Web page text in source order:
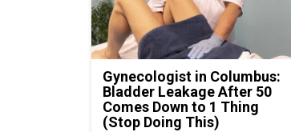
Gynecologist in Columbus:
Bladder Leakage After 50
Comes Down to 1 Thing
(Stop Doing This)